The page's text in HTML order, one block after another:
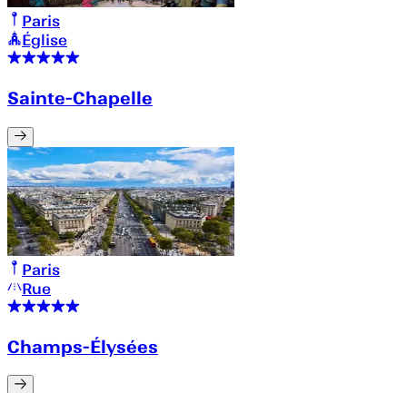
Paris
Église
Sainte-Chapelle
Paris
Rue
Champs-Élysées